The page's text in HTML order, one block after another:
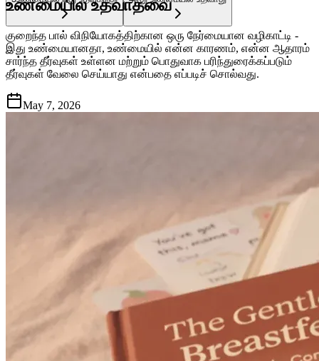
உண்மையில் உதவாதவை
குறைந்த பால் விநியோகத்திற்கான ஒரு நேர்மையான வழிகாட்டி -
இது உண்மையானதா, உண்மையில் என்ன காரணம், என்ன ஆதாரம்
சார்ந்த தீர்வுகள் உள்ளன மற்றும் பொதுவாக பரிந்துரைக்கப்படும்
தீர்வுகள் வேலை செய்யாது என்பதை எப்படிச் சொல்வது.
May 7, 2026